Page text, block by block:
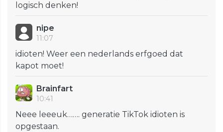
logisch denken!
nipe
11:07
idioten! Weer een nederlands erfgoed dat
kapot moet!
Brainfart
10:41
Neee leeeuk……. generatie TikTok idioten is
opgestaan.